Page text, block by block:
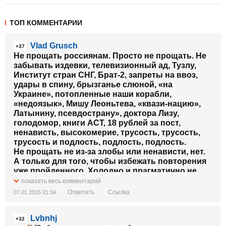
ТОП КОММЕНТАРИИ
+37
Vlad Grusch
Не прощать россиянам. Просто не прощать. Не
забывать издевки, телевизионный ад, Тузлу,
Институт стран СНГ, Брат-2, запреты на ввоз,
удары в спину, брызганье слюной, «на
Украине», потопленные наши корабли,
«недоязык», Мишу Леоньтева, «квази-нацию»,
Латынину, псевдострану», доктора Лизу,
голодомор, книги АСТ, 18 рублей за пост,
ненависть, высокомерие, трусость, трусость,
трусость и подлость, подлость, подлость.
Не прощать не из-за злобы или ненависти, нет.
А только для того, чтобы избежать повторения
уже пройденного. Холодно и прагматично не
прощать, без ярости или причитаний.
Или вы думаете, что, когда мы победим в войне,
любовью?
показать весь комментарий
07.01.2015 21:34 Ответить Ссылка
+32
Lvbnhj